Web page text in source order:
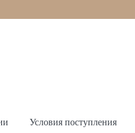
Условия поступления